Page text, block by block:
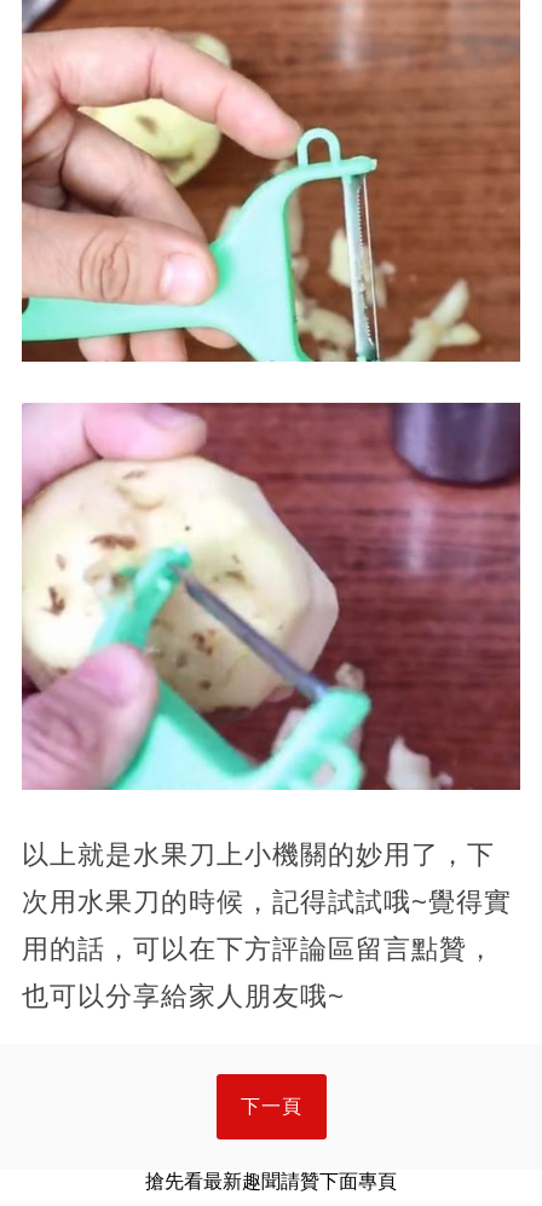
以上就是水果刀上小機關的妙用了，下
次用水果刀的時候，記得試試哦~覺得實
用的話，可以在下方評論區留言點贊，
也可以分享給家人朋友哦~
下一頁
搶先看最新趣聞請贊下面專頁